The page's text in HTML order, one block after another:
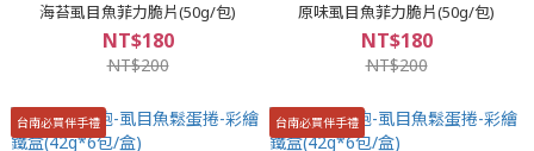
海苔虱目魚菲力脆片(50g/包)
NT$180
NT$200
原味虱目魚菲力脆片(50g/包)
NT$180
NT$200
台南必買伴手禮 台南必買伴手禮